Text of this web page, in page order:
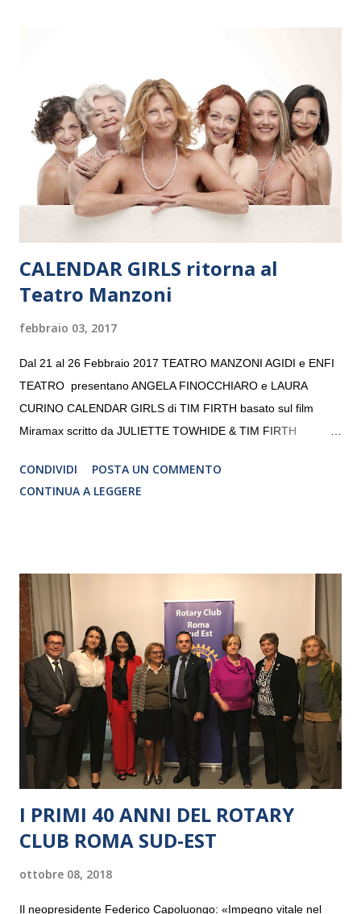
“Settembre dell’Accademia” dove si esibirà per il secondo anno
consecutivo. Il pubblico milanese avrà il piacere di applaudire i
giovani artisti della Baltic Sea Youth Philharmonic per la quarta
volta. L’orchestra, fondata nel 2008 da Kristjan Järvi (affiancato
da un prestigioso consiglio di consulent...
CALENDAR GIRLS ritorna al
Teatro Manzoni
febbraio 03, 2017
Dal 21 al 26 Febbraio 2017 TEATRO MANZONI AGIDI e ENFI
TEATRO presentano ANGELA FINOCCHIARO e LAURA
CURINO CALENDAR GIRLS di TIM FIRTH basato sul film
Miramax scritto da JULIETTE TOWHIDE & TIM FIRTH
CRISTINA PEZZOLI
CONDIVIDI
POSTA UN COMMENTO
CONTINUA A LEGGERE
I PRIMI 40 ANNI DEL ROTARY
CLUB ROMA SUD-EST
ottobre 08, 2018
Il neopresidente Federico Capoluongo: «Impegno vitale nel